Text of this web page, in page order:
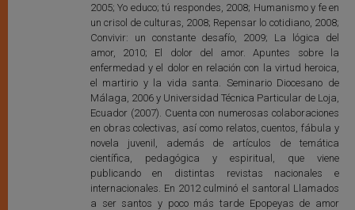
2005; Yo educo; tú respondes, 2008; Humanismo y fe en
un crisol de culturas, 2008; Repensar lo cotidiano, 2008;
Convivir: un constante desafío, 2009; La lógica del
amor, 2010; El dolor del amor. Apuntes sobre la
enfermedad y el dolor en relación con la virtud heroica,
el martirio y la vida santa. Seminario Diocesano de
Málaga, 2006 y Universidad Técnica Particular de Loja,
Ecuador (2007). Cuenta con numerosas colaboraciones
en obras colectivas, así como relatos, cuentos, fábula y
novela juvenil, además de artículos de temática
científica, pedagógica y espiritual, que viene
publicando en distintas revistas nacionales e
internacionales. En 2012 culminó el santoral Llamados
a ser santos y poco más tarde Epopeyas de amor